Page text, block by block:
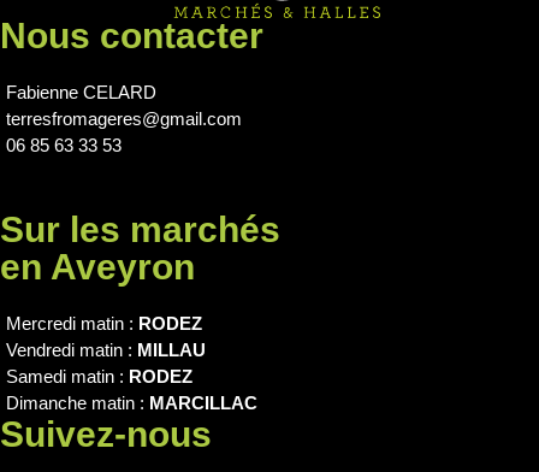
Nous contacter
Fabienne CELARD
terresfromageres@gmail.com
06 85 63 33 53
Sur les marchés
en Aveyron
Mercredi matin : RODEZ
Vendredi matin : MILLAU
Samedi matin : RODEZ
Dimanche matin : MARCILLAC
Suivez-nous